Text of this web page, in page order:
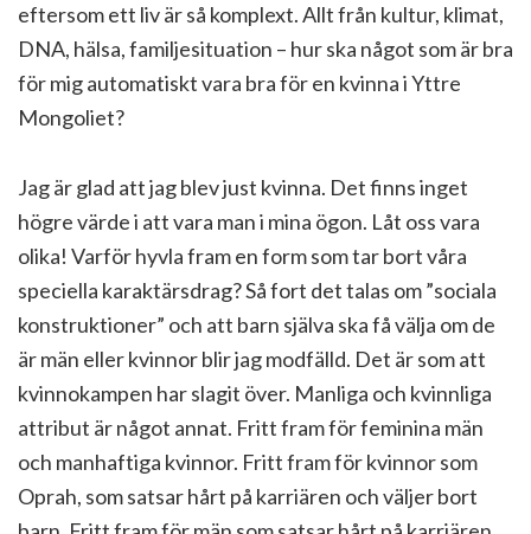
eftersom ett liv är så komplext. Allt från kultur, klimat,
DNA, hälsa, familjesituation – hur ska något som är bra
för mig automatiskt vara bra för en kvinna i Yttre
Mongoliet?
Jag är glad att jag blev just kvinna. Det finns inget
högre värde i att vara man i mina ögon. Låt oss vara
olika! Varför hyvla fram en form som tar bort våra
speciella karaktärsdrag? Så fort det talas om ”sociala
konstruktioner” och att barn själva ska få välja om de
är män eller kvinnor blir jag modfälld. Det är som att
kvinnokampen har slagit över. Manliga och kvinnliga
attribut är något annat. Fritt fram för feminina män
och manhaftiga kvinnor. Fritt fram för kvinnor som
Oprah, som satsar hårt på karriären och väljer bort